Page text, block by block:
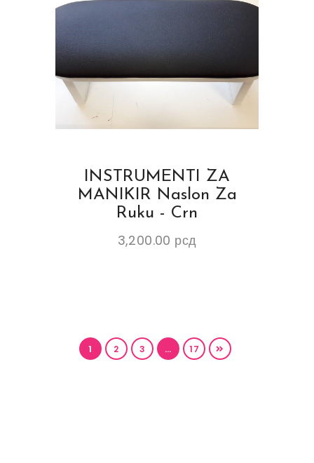
INSTRUMENTI ZA
MANIKIR Naslon Za
Ruku - Crn
3,200.00 рсд
1 2 3 … 17